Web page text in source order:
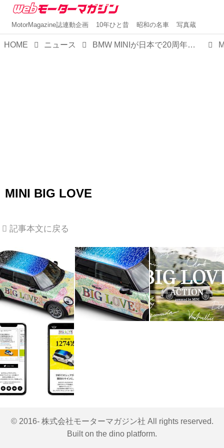
MotorMagazine誌連動企画 10年ひと昔 昭和の名車 写真蔵
HOME ニュース BMW MINIが日本で20周年！ 3月2日「MINIの日」にBIG LOVE ACTION powered by MINI始動
MINI BIG LOVE
記事本文に戻る
© 2016- 株式会社モーターマガジン社 All rights reserved.
Built on the dino platform.